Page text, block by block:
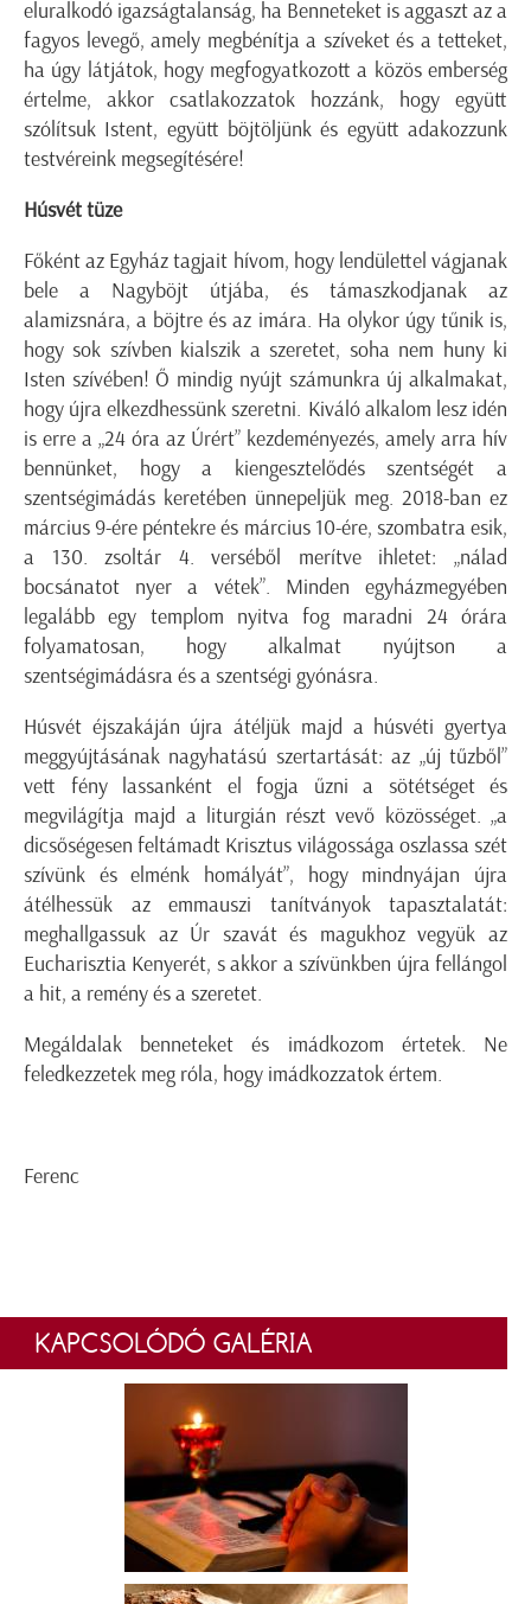
eluralkodó igazságtalanság, ha Benneteket is aggaszt az a
fagyos levegő, amely megbénítja a szíveket és a tetteket,
ha úgy látjátok, hogy megfogyatkozott a közös emberség
értelme, akkor csatlakozzatok hozzánk, hogy együtt
szólítsuk Istent, együtt böjtöljünk és együtt adakozzunk
testvéreink megsegítésére!
Húsvét tüze
Főként az Egyház tagjait hívom, hogy lendülettel vágjanak
bele a Nagyböjt útjába, és támaszkodjanak az
alamizsnára, a böjtre és az imára. Ha olykor úgy tűnik is,
hogy sok szívben kialszik a szeretet, soha nem huny ki
Isten szívében! Ő mindig nyújt számunkra új alkalmakat,
hogy újra elkezdhessünk szeretni. Kiváló alkalom lesz idén
is erre a „24 óra az Úrért” kezdeményezés, amely arra hív
bennünket, hogy a kiengesztelődés szentségét a
szentségimádás keretében ünnepeljük meg. 2018-ban ez
március 9-ére péntekre és március 10-ére, szombatra esik,
a 130. zsoltár 4. verséből merítve ihletet: „nálad
bocsánatot nyer a vétek”. Minden egyházmegyében
legalább egy templom nyitva fog maradni 24 órára
folyamatosan, hogy alkalmat nyújtson a
szentségimádásra és a szentségi gyónásra.
Húsvét éjszakáján újra átéljük majd a húsvéti gyertya
meggyújtásának nagyhatású szertartását: az „új tűzből”
vett fény lassanként el fogja űzni a sötétséget és
megvilágítja majd a liturgián részt vevő közösséget. „a
dicsőségesen feltámadt Krisztus világossága oszlassa szét
szívünk és elménk homályát”, hogy mindnyájan újra
átélhessük az emmauszi tanítványok tapasztalatát:
meghallgassuk az Úr szavát és magukhoz vegyük az
Eucharisztia Kenyerét, s akkor a szívünkben újra fellángol
a hit, a remény és a szeretet.
Megáldalak benneteket és imádkozom értetek. Ne
feledkezzetek meg róla, hogy imádkozzatok értem.
Ferenc
KAPCSOLÓDÓ GALÉRIA